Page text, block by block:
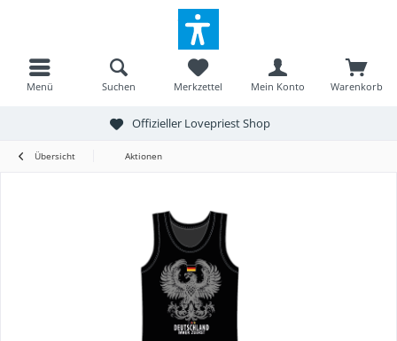
Menü Warenkorb
Merkzettel Mein Konto
Suchen
Offizieller Lovepriest Shop
Übersicht Aktionen